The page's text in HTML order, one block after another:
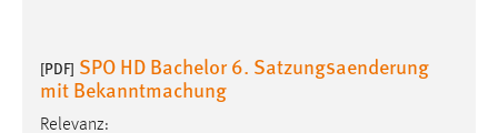
[PDF] SPO HD Bachelor 6. Satzungsaenderung
mit Bekanntmachung
Relevanz:
Matomo